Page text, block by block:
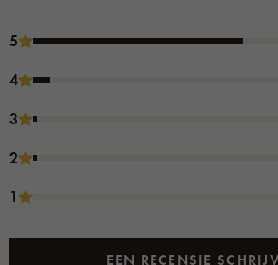
5
4
3
2
1
EEN RECENSIE